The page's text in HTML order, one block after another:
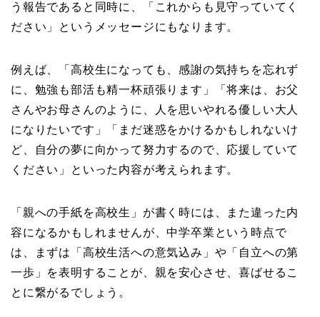
う報告であると同時に、「これからも見守っていてく
ださい」というメッセージにもなります。
例えば、「高校生になっても、感謝の気持ちを忘れず
に、勉強も部活も精一杯頑張ります」「将来は、お父
さんやお母さんのように、人を思いやれる優しい大人
になりたいです」「まだ迷惑をかけるかもしれないけ
ど、自分の夢に向かって努力するので、応援していて
ください」といった内容が考えられます。
「親への手紙を高校生」が書く時には、また違った内
容になるかもしれませんが、中学卒業という時点で
は、まずは「高校生活への意気込み」や「自立への第
一歩」を表明することが、親を安心させ、喜ばせるこ
とに繋がるでしょう。